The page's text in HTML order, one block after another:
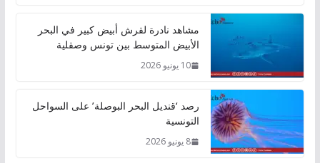
مشاهد نادرة لقرش أبيض كبير في البحر
الأبيض المتوسط بين تونس وصقلية
10 يونيو 2026
رصد ‘قنديل البحر البوصلة’ على السواحل
التونسية
8 يونيو 2026